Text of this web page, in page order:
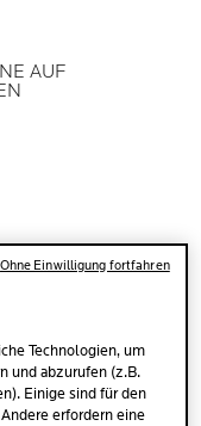
AUF
ist eine
spielt eine
Körpers. Auch
Technologien, um
und abzurufen (z.B.
Einige sind für den
erfordern eine
Ohne Einwilligung fortfahren